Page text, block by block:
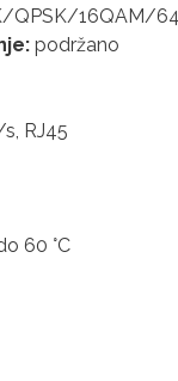
QPSK/16QAM/
podržano
RJ45
60 °C